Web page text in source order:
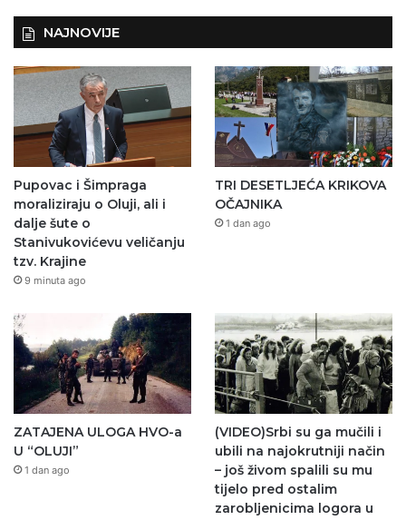
NAJNOVIJE
Pupovac i Šimpraga
moraliziraju o Oluji, ali i
dalje šute o
Stanivukovićevu veličanju
tzv. Krajine
9 minuta ago
TRI DESETLJEĆA KRIKOVA
OČAJNIKA
1 dan ago
ZATAJENA ULOGA HVO-a
U “OLUJI”
1 dan ago
(VIDEO)Srbi su ga mučili i
ubili na najokrutniji način
– još živom spalili su mu
tijelo pred ostalim
zarobljenicima logora u